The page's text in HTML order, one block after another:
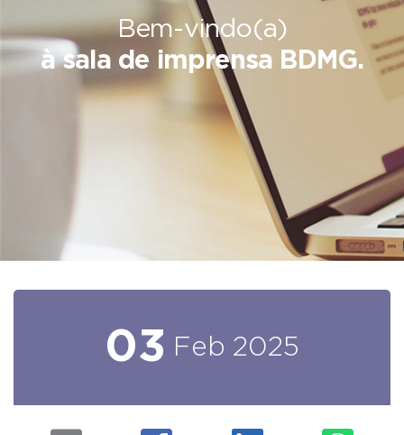
Bem-vindo(a)
à sala de imprensa BDMG.
03 Feb 2025